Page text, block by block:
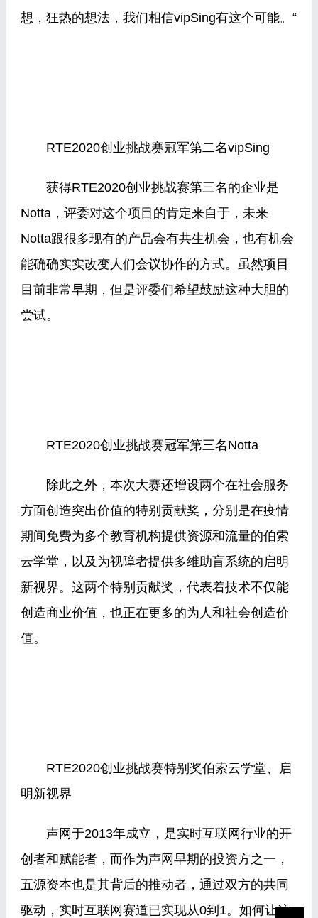
想，狂热的想法，我们相信vipSing有这个可能。“
RTE2020创业挑战赛冠军第二名vipSing
获得RTE2020创业挑战赛第三名的企业是
Notta，评委对这个项目的肯定来自于，未来
Notta跟很多现有的产品会有共生机会，也有机会
能确确实实改变人们会议协作的方式。虽然项目
目前非常早期，但是评委们希望鼓励这种大胆的
尝试。
RTE2020创业挑战赛冠军第三名Notta
除此之外，本次大赛还增设两个在社会服务
方面创造突出价值的特别贡献奖，分别是在疫情
期间免费为多个教育机构提供资源和流量的伯索
云学堂，以及为视障者提供多维助盲系统的启明
新视界。这两个特别贡献奖，代表着技术不仅能
创造商业价值，也正在更多的为人和社会创造价
值。
RTE2020创业挑战赛特别奖伯索云学堂、启
明新视界
声网于2013年成立，是实时互联网行业的开
创者和赋能者，而作为声网早期的投资方之一，
五源资本也是其背后的推动者，通过双方的共同
驱动，实时互联网赛道已实现从0到1。如何让这